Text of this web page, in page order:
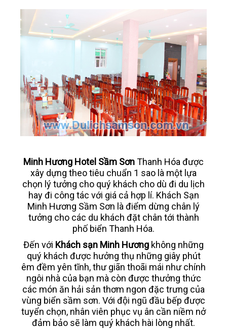
Minh Hương Hotel Sầm SơnThanh Hóa được
xây dựng theo tiêu chuẩn 1 sao là một lựa
chọn lý tưởng cho quý khách cho dù đi du lịch
hay đi công tác với giá cả hợp lí. Khách Sạn
Minh Hương Sầm Sơn là điểm dừng chân lý
tưởng cho các du khách đặt chân tới thành
phố biển Thanh Hóa.
Đến với Khách sạn Minh Hương không những
quý khách được hưởng thụ những giây phút
êm đềm yên tĩnh, thư giãn thoãi mái như chính
ngôi nhà của bạn mà còn được thưởng thức
các món ăn hải sản thơm ngon đặc trưng của
vùng biển sầm sơn. Với đội ngũ đầu bếp được
tuyển chọn, nhân viên phục vụ ân cần niềm nở
đảm bảo sẽ làm quý khách hài lòng nhất.